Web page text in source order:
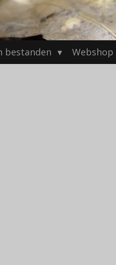
bestanden Webshop